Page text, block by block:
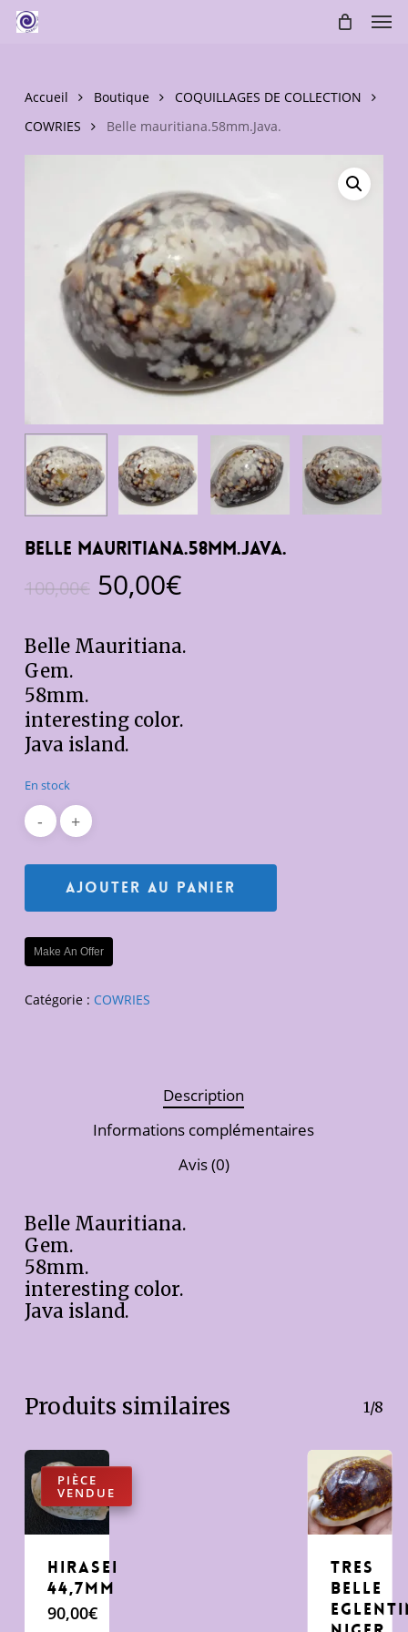
main
Accueil Boutique
COQUILLAGES DE COLLECTION
COWRIES
Belle mauritiana.58mm.Java.
Belle mauritiana.58mm.Java.
100,00€ Le
prix
initial
était :
50,00€Le
est :
Belle Mauritiana.
Gem.
58mm.
interesting color.
Java island.
En stock
Ajouter Au Panier
Make An Offer
Catégorie : COWRIES
Description
Informations complémentaires
Avis (0)
Belle Mauritiana.
Gem.
58mm.
interesting color.
Java island.
Produits similaires 1/8
Hirasei
44,7mm
90,00€
Tres
belle